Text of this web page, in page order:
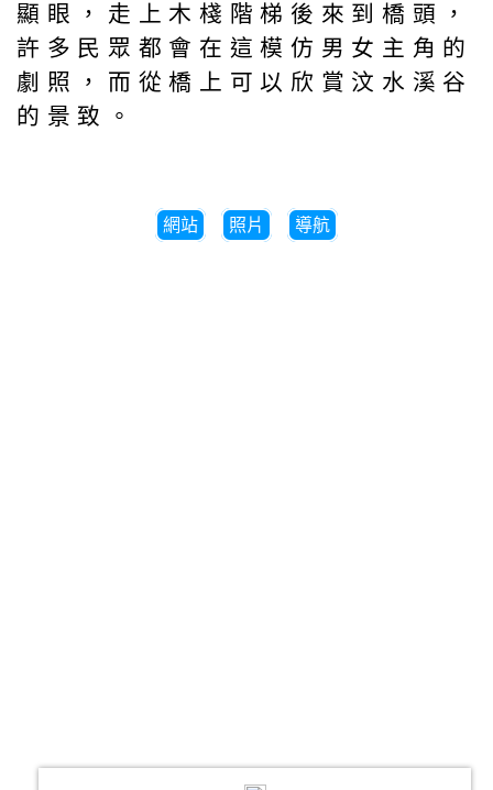
顯眼，走上木棧階梯後來到橋頭，
許多民眾都會在這模仿男女主角的
劇照，而從橋上可以欣賞汶水溪谷
的景致。
網站 照片 導航